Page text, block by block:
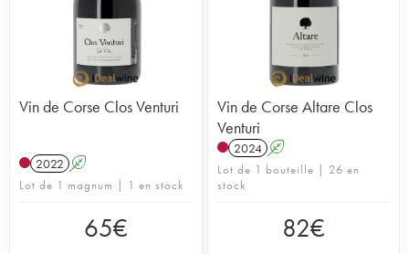
Vin de Corse Clos Venturi
2022 A
Lot de 1 magnum | 1 en stock
65€
Vin de Corse Altare Clos
Venturi
2024 A
Lot de 1 bouteille | 26 en
stock
82€